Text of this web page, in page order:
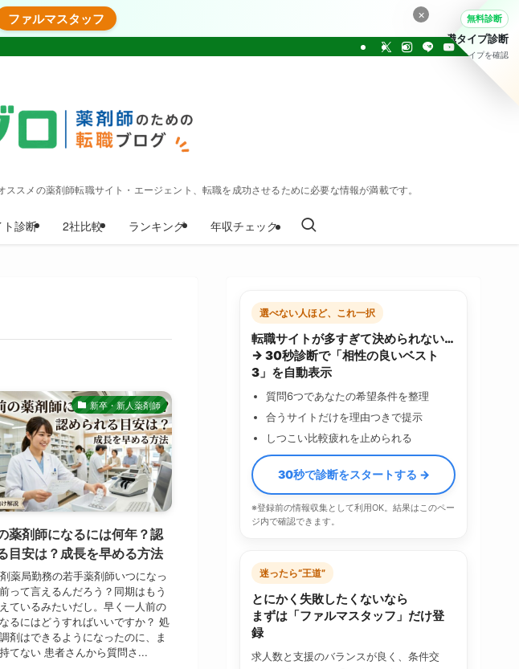
ファルマスタッフ
スメの薬剤師転職サイト・エージェント、転職を成功させるために必要な情報が満載です。
診断 2社比較 ランキング 年収チェック
新卒・新人薬剤師
薬剤師になるには何年？認
目安は？成長を早める方法
薬局勤務の若手薬剤師いつになっ
って言えるんだろう？同期はもう
ているみたいだし。早く一人前の
るにはどうすればいいですか？ 処
剤はできるようになったのに、ま
てない 患者さんから質問さ...
選べない人ほど、これ一択
転職サイトが多すぎて決められない…
→ 30秒診断で「相性の良いベスト
3」を自動表示
質問6つであなたの希望条件を整理
合うサイトだけを理由つきで提示
しつこい比較疲れを止められる
30秒で診断をスタートする →
※登録前の情報収集として利用OK。結果はこのペー
ジ内で確認できます。
迷ったら“王道”
とにかく失敗したくないなら
まずは「ファルマスタッフ」だけ登
録
求人数と支援のバランスが良く、条件交
× 無料診断
転職タイプ診断
30問でタイプを確認